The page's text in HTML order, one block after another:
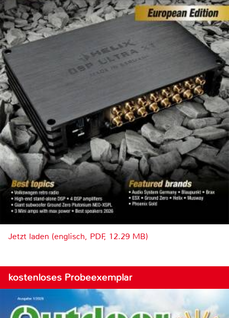
Jetzt laden (englisch, PDF, 12.29 MB)
kostenloses Probeexemplar